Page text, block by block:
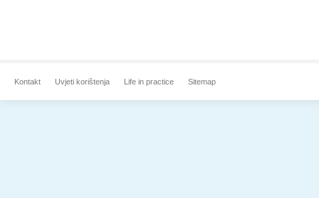
Kontakt Uvjeti korištenja Life in practice Sitemap